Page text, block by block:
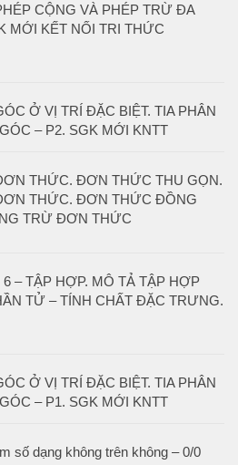
CỘNG VÀ PHÉP TRỪ ĐA
MỚI KẾT NỐI TRI THỨC
Ở VỊ TRÍ ĐẶC BIỆT. TIA PHÂN
– P2. SGK MỚI KNTT
THỨC. ĐƠN THỨC THU GỌN.
THỨC. ĐƠN THỨC ĐỒNG
TRỪ ĐƠN THỨC
– TẬP HỢP. MÔ TẢ TẬP HỢP
TỬ – TÍNH CHẤT ĐẶC TRƯNG.
Ở VỊ TRÍ ĐẶC BIỆT. TIA PHÂN
– P1. SGK MỚI KNTT
số dạng không trên không – 0/0